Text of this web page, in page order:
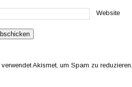
Website
Akismet, um Spam zu reduzieren.